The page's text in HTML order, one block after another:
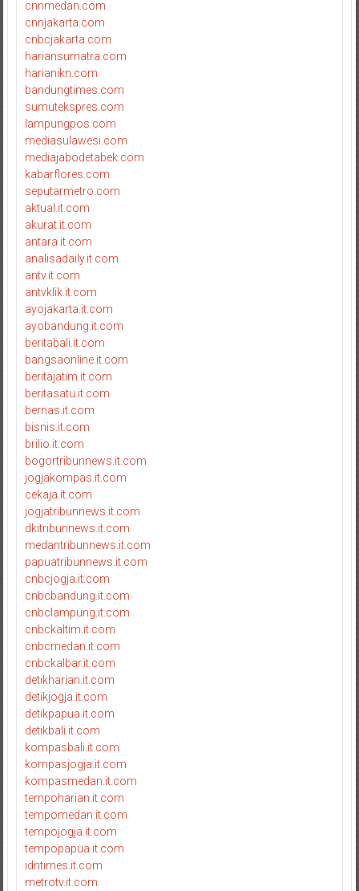
cnnmedan.com
cnnjakarta.com
cnbcjakarta.com
hariansumatra.com
harianikn.com
bandungtimes.com
sumutekspres.com
lampungpos.com
mediasulawesi.com
mediajabodetabek.com
kabarflores.com
seputarmetro.com
aktual.it.com
akurat.it.com
antara.it.com
analisadaily.it.com
antv.it.com
antvklik.it.com
ayojakarta.it.com
ayobandung.it.com
beritabali.it.com
bangsaonline.it.com
beritajatim.it.com
beritasatu.it.com
bernas.it.com
bisnis.it.com
brilio.it.com
bogortribunnews.it.com
jogjakompas.it.com
cekaja.it.com
jogjatribunnews.it.com
dkitribunnews.it.com
medantribunnews.it.com
papuatribunnews.it.com
cnbcjogja.it.com
cnbcbandung.it.com
cnbclampung.it.com
cnbckaltim.it.com
cnbcmedan.it.com
cnbckalbar.it.com
detikharian.it.com
detikjogja.it.com
detikpapua.it.com
detikbali.it.com
kompasbali.it.com
kompasjogja.it.com
kompasmedan.it.com
tempoharian.it.com
tempomedan.it.com
tempojogja.it.com
tempopapua.it.com
idntimes.it.com
metrotv.it.com